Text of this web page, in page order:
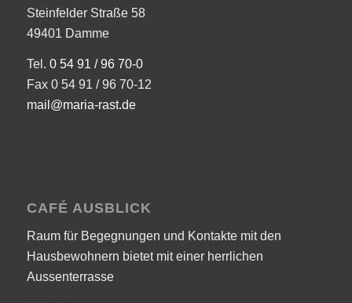
Steinfelder Straße 58
49401 Damme
Tel. 0 54 91 / 96 70-0
Fax 0 54 91 / 96 70-12
mail@maria-rast.de
CAFÉ AUSBLICK
Raum für Begegnungen und Kontakte mit den
Hausbewohnern bietet mit einer herrlichen
Aussenterrasse